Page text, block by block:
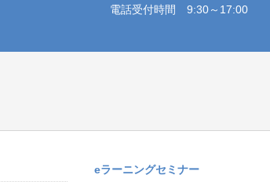
電話受付時間 9:30～17:00
eラーニングセミナー